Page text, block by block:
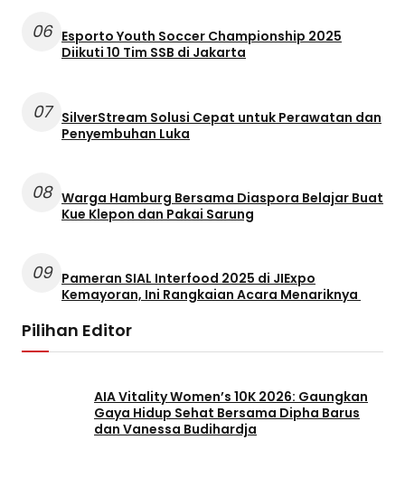
06 Esporto Youth Soccer Championship 2025
Diikuti 10 Tim SSB di Jakarta
07
SilverStream Solusi Cepat untuk Perawatan dan
Penyembuhan Luka
08 Warga Hamburg Bersama Diaspora Belajar Buat
Kue Klepon dan Pakai Sarung
09 Pameran SIAL Interfood 2025 di JIExpo
Kemayoran, Ini Rangkaian Acara Menariknya
Pilihan Editor
AIA Vitality Women’s 10K 2026: Gaungkan
Gaya Hidup Sehat Bersama Dipha Barus
dan Vanessa Budihardja